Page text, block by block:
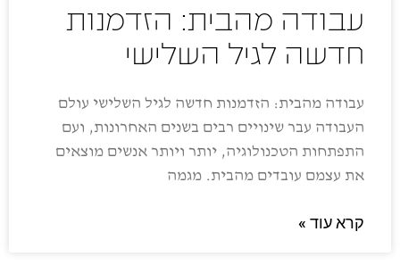
עבודה מהבית: הזדמנות
חדשה לגיל השלישי
עבודה מהבית: הזדמנות חדשה לגיל השלישי עולם
העבודה עבר שינויים רבים בשנים האחרונות, ועם
התפתחות הטכנולוגיה, יותר ויותר אנשים מוצאים
את עצמם עובדים מהבית. מגמה
קרא עוד »